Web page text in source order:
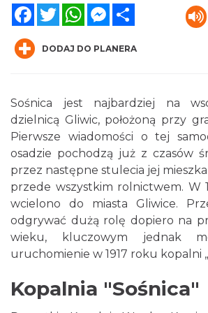
FacebookTwitterWhatsAppMessenger
DODAJ DO PLANERA
Sośnica jest najbardziej na
dzielnicą Gliwic, położoną przy
Pierwsze wiadomości o tej
osadzie pochodzą już z czasów
przez następne stulecia jej
przede wszystkim rolnictwem. W
wcielono do miasta Gliwice.
odgrywać dużą rolę dopiero na
wieku, kluczowym jednak
uruchomienie w 1917 roku kopalni
Kopalnia "Sośnica"